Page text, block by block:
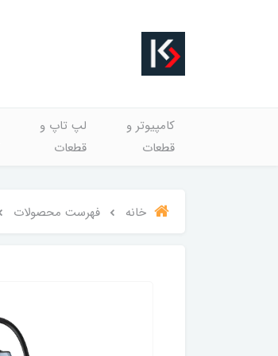
کامپیوتر و
قطعات
لپ تاپ و
قطعات
خانه فهرست محصولات